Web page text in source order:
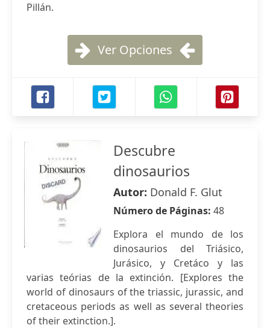
Pillán.
Ver Opciones
Descubre
dinosaurios
Autor: Donald F. Glut
Número de Páginas: 48
Explora el mundo de los
dinosaurios del Triásico,
Jurásico, y Cretáco y las
varias teórias de la extinción. [Explores the
world of dinosaurs of the triassic, jurassic, and
cretaceous periods as well as several theories
of their extinction.].